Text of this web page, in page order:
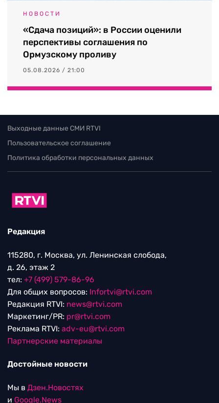
НОВОСТИ
«Сдача позиций»: в России оценили
перспективы соглашения по
Ормузскому проливу
05.08.2026 / 21:00
Выходные данные СМИ RTVI
Пользовательское соглашение
Политика обработки персональных данных
Редакция
115280, г. Москва, ул. Ленинская слобода,
д. 26, этаж 2
тел: +7 (499) 579-86-96
Для общих вопросов: Infortvi@rtvi.com
Редакция RTVI: news@rtvi.com
Маркетинг/PR: pr@rtvi.com
Реклама RTVI: adv-eu@rtvi.com
Партнерские материалы
Достойные новости
Мы в Дзен.Новостях
и Google.News